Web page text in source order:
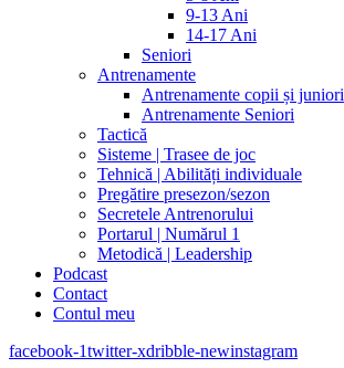
9-13 Ani
14-17 Ani
Seniori
Antrenamente
Antrenamente copii și juniori
Antrenamente Seniori
Tactică
Sisteme | Trasee de joc
Tehnică | Abilități individuale
Pregătire presezon/sezon
Secretele Antrenorului
Portarul | Numărul 1
Metodică | Leadership
Podcast
Contact
Contul meu
facebook-1twitter-xdribble-newinstagram